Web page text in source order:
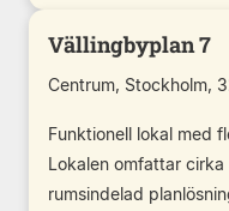
Vällingbyplan 7
Centrum, Stockholm,
Funktionell lokal med
Lokalen omfattar
rumsindelad